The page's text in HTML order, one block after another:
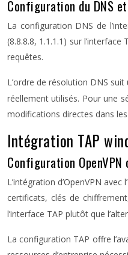
Configuration du DNS
La configuration DNS de
(8.8.8.8, 1.1.1.1) sur
requêtes.
L’ordre de résolution DNS
réellement utilisés. Pour une
modifications directes dans
Intégration TAP
Configuration
L’intégration d’OpenVPN
certificats, clés de
l’interface TAP plutôt que
La configuration TAP offre